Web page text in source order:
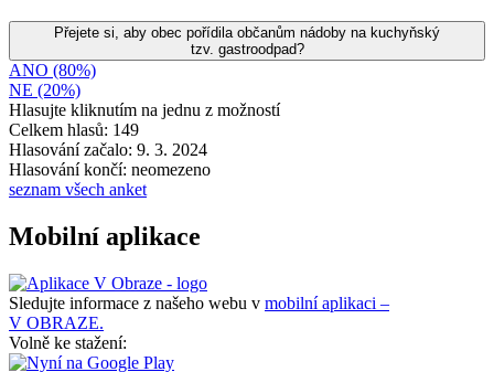
Přejete si, aby obec pořídila občanům nádoby na kuchyňský
tzv. gastroodpad?
ANO (80%)
NE (20%)
Hlasujte kliknutím na jednu z možností
Celkem hlasů: 149
Hlasování začalo: 9. 3. 2024
Hlasování končí: neomezeno
seznam všech anket
Mobilní aplikace
Sledujte informace z našeho webu v mobilní aplikaci –
V OBRAZE.
Volně ke stažení: